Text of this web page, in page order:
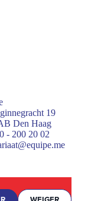
19
Den Haag
- 200 20 02